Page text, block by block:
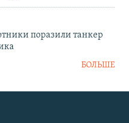
поразили танкер
БОЛЬШЕ